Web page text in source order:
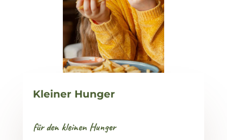
Kleiner Hunger
für den kleinen Hunger